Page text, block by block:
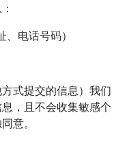
、电话号码）
式提交的信息）我们
，且不会收集敏感个
意。